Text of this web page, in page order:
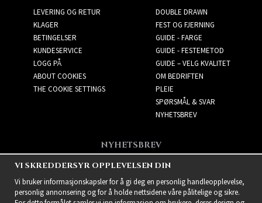
LEVERING OG RETUR
KLAGER
BETINGELSER
KUNDESERVICE
LOGG PÅ
ABOUT COOKIES
THE COOKIE SETTINGS
DOUBLE DRAWN
FEST OG FJERNING
GUIDE - FARGE
GUIDE - FESTEMETOD
GUIDE – VELG KVALITET
OM BEDRIFTEN
PLEIE
SPØRSMÅL & SVAR
NYHETSBREV
NYHETSBREV
Få de beste tilbudene og
spennende nye produkter!
VI SKREDDERSYR OPPLEVELSEN DIN
Vi bruker informasjonskapsler for å gi deg en personlig handleopplevelse,
personlig annonsering og for å holde nettsidene våre pålitelige og sikre.